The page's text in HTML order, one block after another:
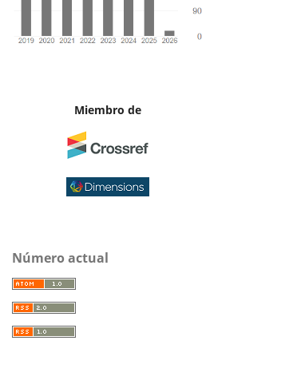
Miembro de
Número actual